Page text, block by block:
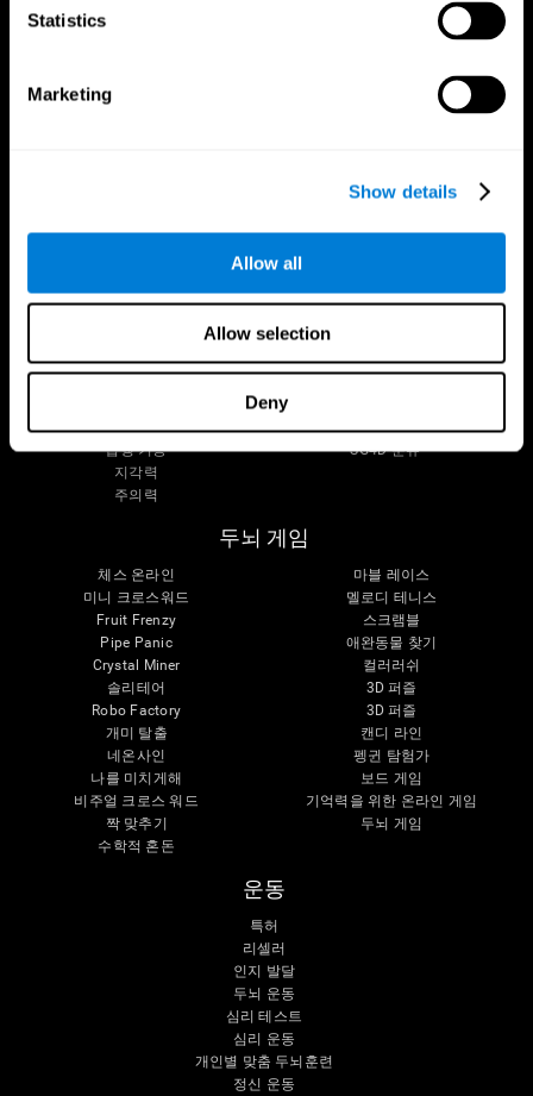
Statistics
Marketing
Show details
Allow all
Allow selection
Deny
뇌의 부분
인식
뇌 기능
집행 기능
지각력
주의력
건강한 성인
건강한 노인 (iTV)
체계적인 검토
SG4D 분류
두뇌 게임
체스 온라인
미니 크로스워드
Fruit Frenzy
Pipe Panic
Crystal Miner
솔리테어
Robo Factory
개미 탈출
네온사인
나를 미치게해
비주얼 크로스 워드
짝 맞추기
수학적 혼돈
마블 레이스
멜로디 테니스
스크램블
애완동물 찾기
컬러러쉬
3D 퍼즐
3D 퍼즐
캔디 라인
펭귄 탐험가
보드 게임
기억력을 위한 온라인 게임
두뇌 게임
운동
특허
리셀러
인지 발달
두뇌 운동
심리 테스트
심리 운동
개인별 맞춤 두뇌훈련
정신 운동